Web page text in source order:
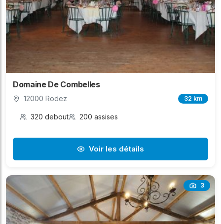
Domaine De Combelles
12000 Rodez 32 km
320 debout 200 assises
Voir les détails
3